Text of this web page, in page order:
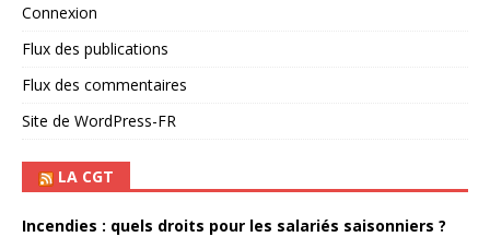
Connexion
Flux des publications
Flux des commentaires
Site de WordPress-FR
LA CGT
Incendies : quels droits pour les salariés saisonniers ?